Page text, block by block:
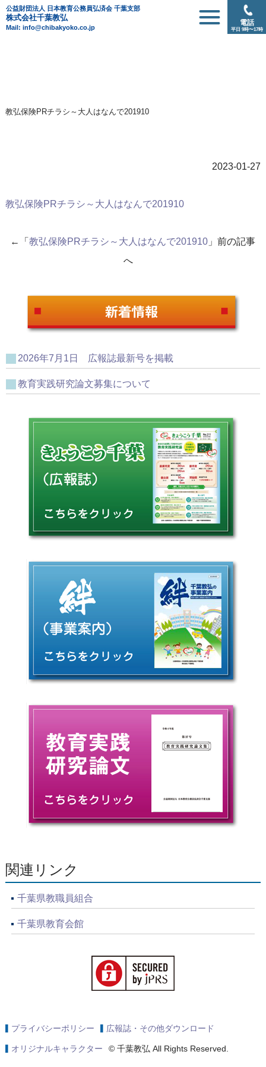
公益財団法人 日本教育公務員弘済会 千葉支部
株式会社千葉教弘
Mail: info@chibakyoko.co.jp
電話
平日 9時〜17時
教弘保険PRチラシ～大人はなんで201910
2023-01-27
教弘保険PRチラシ～大人はなんで201910
←「教弘保険PRチラシ～大人はなんで201910 」前の記事
へ
2026年7月1日 広報誌最新号を掲載
教育実践研究論文募集について
関連リンク
千葉県教職員組合
千葉県教育会館
プライバシーポリシー 広報誌・その他ダウンロード
オリジナルキャラクター © 千葉教弘 All Rights Reserved.